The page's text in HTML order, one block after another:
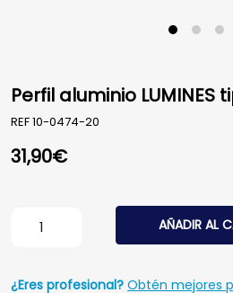
Perfil aluminio LUMINES
REF10-0474-20
31,90€
Perfil aluminio LUMINES tipo I6
AÑADIR AL
¿Eres profesional? Obtén mejores